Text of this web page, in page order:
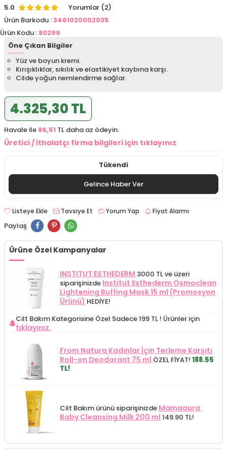
5.0
Yorumlar (2)
Ürün Barkodu :3461020002035
Ürün Kodu : 80299
Öne Çıkan Bilgiler
Yüz ve boyun kremi.
Kırışıklıklar, sıkılık ve elastikiyet kaybına karşı.
Cilde yoğun nemlendirme sağlar.
4.325,30 TL
Havale ile 86,51 TL daha az ödeyin.
Üretici / İthalatçı firma bilgileri için tıklayınız
Tükendi
Gelince Haber Ver
Listeye Ekle Tavsiye Et Yorum Yap Fiyat Alarmı
Paylaş
Ürüne Özel Kampanyalar
INSTITUT ESTHEDERM 3000 TL ve üzeri
siparişinizde Institut Esthederm Osmoclean
Lightening Buffing Mask 15 ml (Promosyon
Ürünü) HEDİYE!
Cilt Bakım Kategorisine Özel Sadece 199 TL ! Ürünler için
tıklayınız.
From Natura Kadınlar İçin Terleme Karşıtı
Roll-on Deodorant 75 ml ÖZEL FİYAT! 188.55
TL!
Cilt Bakım ürünü siparişinizde Mamaaura
Baby Cleansing Milk 200 ml 149.90 TL!